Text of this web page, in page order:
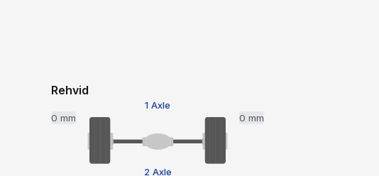
Rehvid
1 Axle
0 mm
0 mm
2 Axle